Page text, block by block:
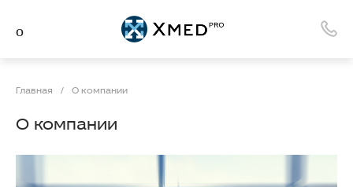
Главная / О компании
О компании